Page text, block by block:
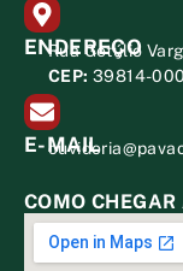
ENDEREÇO
Rua Getúlio
CEP: 39814-000
E-MAIL
COMO